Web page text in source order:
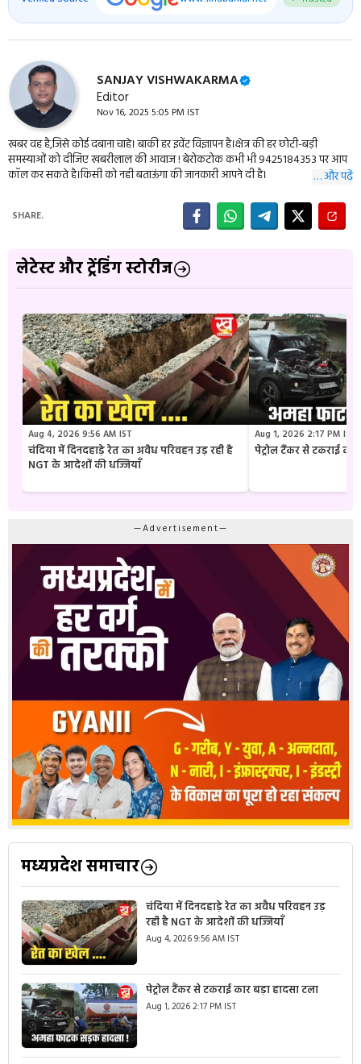
SANJAY VISHWAKARMA
Editor
Nov 16, 2025 5:05 PM IST
खबर वह है,जिसे कोई दबाना चाहे। बाकी हर इवेंट विज्ञापन है।क्षेत्र की हर छोटी-बड़ी
समस्याओं को दीजिए खबरीलाल की आवाज ! बेरोकटोक कभी भी 9425184353 पर आप
कॉल कर सकते है।किसी को नही बताऊंगा की जानकारी आपने दी है।
… और पढ़ें
SHARE.
लेटेस्ट और ट्रेंडिंग स्टोरीज
Aug 4, 2026 9:56 AM IST
चंदिया में दिनदहाड़े रेत का अवैध परिवहन उड़ रही है
NGT के आदेशों की धज्जियाँ
Aug 1, 2026 2:17 PM IST
पेट्रोल टैंकर से टकराई
—Advertisement—
मध्यप्रदेश समाचार
चंदिया में दिनदहाड़े रेत का अवैध परिवहन उड़
रही है NGT के आदेशों की धज्जियाँ
Aug 4, 2026 9:56 AM IST
पेट्रोल टैंकर से टकराई कार बड़ा हादसा टला
Aug 1, 2026 2:17 PM IST